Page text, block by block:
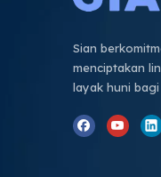
Sian
menciptakan
layak huni bagi